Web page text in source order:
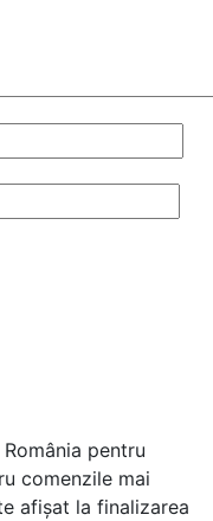
pentru
comenzile mai
afișat la finalizarea